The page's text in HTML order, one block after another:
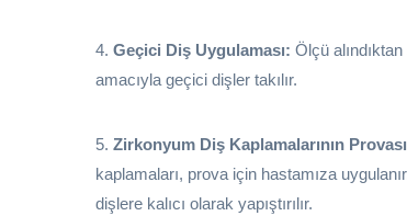
4. Geçici Diş Uygulaması: Ölçü
amacıyla geçici dişler takılır.
5. Zirkonyum Diş Kaplamalarının Provası
kaplamaları, prova için hastamıza
dişlere kalıcı olarak yapıştırılır.